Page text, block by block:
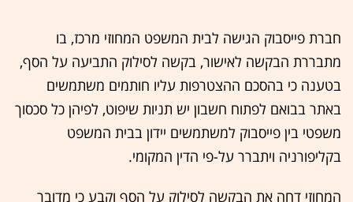
חברת פייסבוק הגישה לבית המשפט המחוזי מרכז, בו
מתבררת הבקשה לאישור, בקשה לסילוק התביעה על הסף,
בטענה כי בהסכם ההצטרפות עליו חותמים משתמשים
באתר בבואם לפתוח חשבון יש תניות שיפוט, לפיהן כל סכסוך
משפטי בין פייסבוק למשתמשים יידון בבית המשפט
בקליפורניה ויתברר על-פי הדין המקומי.
המחוזי דחה את הבקשה לסילוק על הסף וקבע כי מדובר